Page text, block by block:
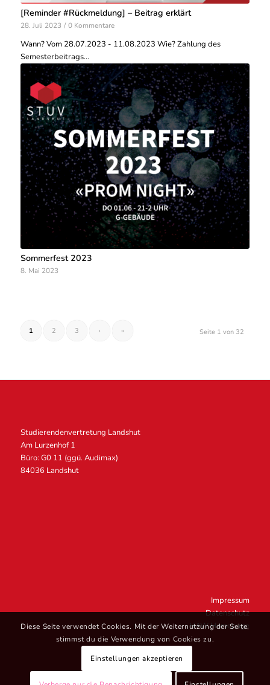
[Reminder #Rückmeldung] – Beitrag erklärt
28. Juli 2023 / 0 Kommentare
Wann? Vom 28.07.2023 - 11.08.2023 Wie? Zahlung des
Semesterbeitrags…
Sommerfest 2023
8. Mai 2023
Seite 1 von 32
1 2 3 › »
Studierendenvertretung Landshut
Am Lurzenhof 1
Büro: G0 11 (ggü. Audimax)
84036 Landshut
Impressum
Datenschutz
HAW Homepage
Diese Seite verwendet Cookies. Mit der Weiternutzung der Seite,
stimmst du die Verwendung von Cookies zu.
Einstellungen akzeptieren